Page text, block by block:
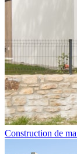
Construction de